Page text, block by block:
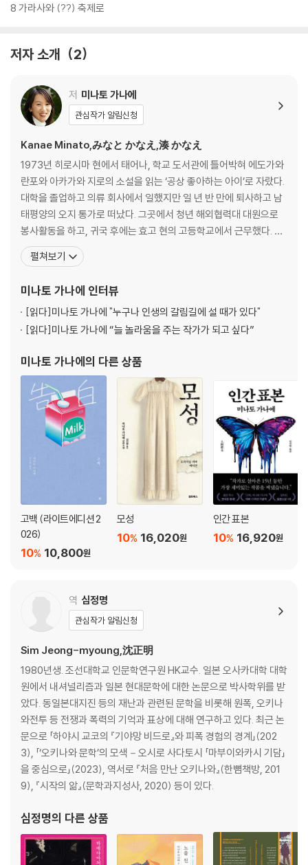
8 가라사와 (??) 축제로
저자 소개 2
저 미나토 가나에
관심작가 알림신청
Kanae Minato,みなと かなえ,湊 かなえ
1973년 히로시마 현에서 태어나, 학교 도서관에 틀어박혀 에도가와
란포와 아카가와 지로의 소설을 읽는 ‘공상 좋아하는 아이’로 자랐다.
대학을 졸업하고 의류 회사에서 일했지만 일 년 반 만에 퇴사하고 남
태평양의 오지 통가로 떠났다. 그곳에서 청년 해외협력대 대원으로
봉사활동을 하고, 귀국 후에는 효고 현의 고등학교에서 근무했다. 결
혼하고는 무언가 형태가 남는 일에 도전하고자 글쓰기라는 새로운 영
역의 문을 두드렸다. 낮에는 주부로, 밤에는 방송대본부터 소설까지
제2회 BS-i 신인각본상 가작 수상을 시작으
펼쳐보기
미나토 가나에 인터뷰
[읽다]미나토 가나에 "누구나 인생의 갈림길에 설 때가 있다"
[읽다]미나토 가나에 “늘 놀라움을 주는 작가가 되고 싶다”
미나토 가나에의 다른 상품
고백 (라이트에디션 2
026)
10,800원
10%
모성
16,020원
10%
인간 표본
16,920원
10%
역 심정명
관심작가 알림신청
Sim Jeong-myoung,沈正明
1980년생. 조선대학교 인문학연구원 HK교수. 일본 오사카대학 대학
원에서 내셔널리즘과 일본 현대문학에 대한 논문으로 박사학위를 받
았다. 동일본대지진 등의 재난과 관련된 문학을 비롯해 원폭, 오키나
와전투 등 전쟁과 폭력의 기억과 표상에 대해 연구하고 있다. 최근 논
문으로 「하야시 교코의 『기야망 비드로』와 피폭 경험의 경계」(202
3), 「‘오키나와 문학’의 모색－오시로 사다토시 「마부이와카시 기담」
을 중심으로」(2023), 역서로 『처음 만난 오키나와』(한뼘책방, 201
9), 『시작의 앎』(문학과지성사, 2020) 등이 있다.
심정명의 다른 상품